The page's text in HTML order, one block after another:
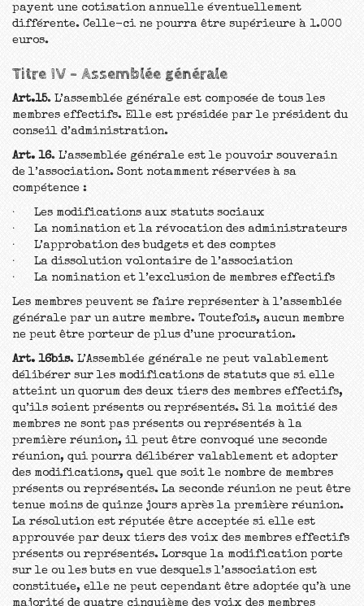
payent une cotisation annuelle éventuellement
différente. Celle-ci ne pourra être supérieure à 1.000
euros.
Titre IV – Assemblée générale
Art.15. L’assemblée générale est composée de tous les
membres effectifs. Elle est présidée par le président du
conseil d’administration.
Art. 16. L’assemblée générale est le pouvoir souverain
de l’association. Sont notamment réservées à sa
compétence :
· Les modifications aux statuts sociaux
· La nomination et la révocation des administrateurs
· L’approbation des budgets et des comptes
· La dissolution volontaire de l’association
· La nomination et l’exclusion de membres effectifs
Les membres peuvent se faire représenter à l’assemblée
générale par un autre membre. Toutefois, aucun membre
ne peut être porteur de plus d’une procuration.
Art. 16bis. L’Assemblée générale ne peut valablement
délibérer sur les modifications de statuts que si elle
atteint un quorum des deux tiers des membres effectifs,
qu’ils soient présents ou représentés. Si la moitié des
membres ne sont pas présents ou représentés à la
première réunion, il peut être convoqué une seconde
réunion, qui pourra délibérer valablement et adopter
des modifications, quel que soit le nombre de membres
présents ou représentés. La seconde réunion ne peut être
tenue moins de quinze jours après la première réunion.
La résolution est réputée être acceptée si elle est
approuvée par deux tiers des voix des membres effectifs
présents ou représentés. Lorsque la modification porte
sur le ou les buts en vue desquels l’association est
constituée, elle ne peut cependant être adoptée qu’à une
majorité de quatre cinquième des voix des membres